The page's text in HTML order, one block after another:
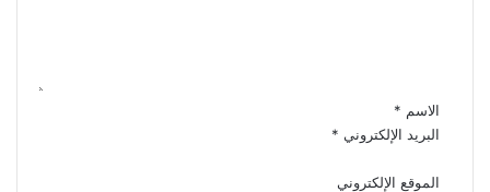
الاسم *
البريد الإلكتروني *
الموقع الإلكتروني